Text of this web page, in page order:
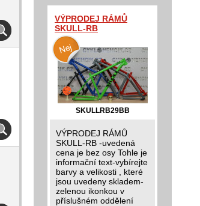
VÝPRODEJ RÁMŮ
SKULL-RB
SKULLRB29BB
VÝPRODEJ RÁMŮ
SKULL-RB -uvedená
cena je bez osy Tohle je
informační text-vybírejte
barvy a velikosti , které
jsou uvedeny skladem-
zelenou ikonkou v
příslušném oddělení